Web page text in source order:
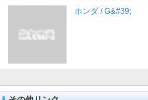
ホンダ / G&#39;